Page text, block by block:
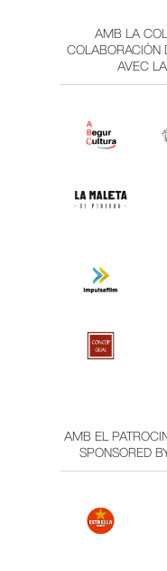
AMB LA
COLABORACIÓN
AVEC
AMB EL
SPONSORED